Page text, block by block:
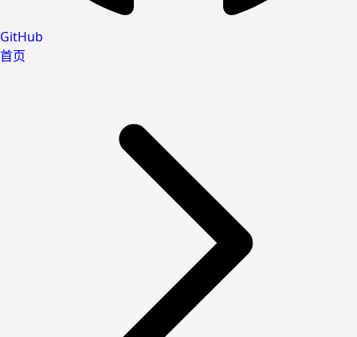
GitHub
首页